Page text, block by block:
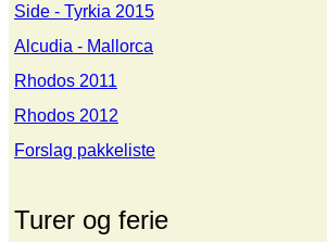
Side - Tyrkia 2015
Alcudia - Mallorca
Rhodos 2011
Rhodos 2012
Forslag pakkeliste
Turer og ferie